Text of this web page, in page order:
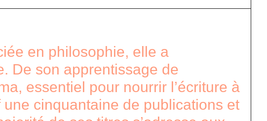
en philosophie, elle a
De son apprentissage de
essentiel pour nourrir l’écriture à
cinquantaine de publications et